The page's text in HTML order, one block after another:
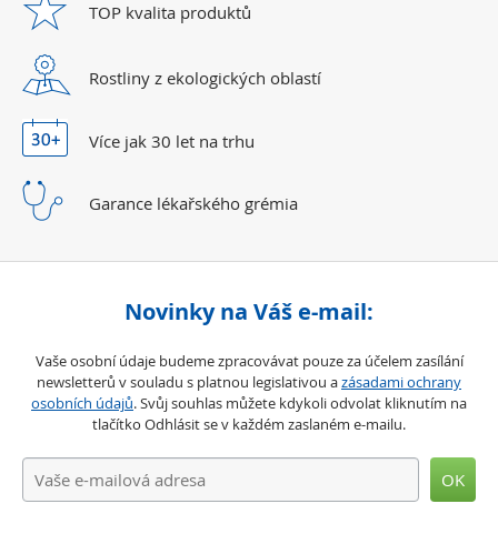
TOP kvalita produktů
Rostliny z ekologických oblastí
Více jak 30 let na trhu
Garance lékařského grémia
Novinky na Váš e-mail:
Vaše osobní údaje budeme zpracovávat pouze za účelem zasílání
newsletterů v souladu s platnou legislativou azásadami ochrany
osobních údajů. Svůj souhlas můžete kdykoli odvolat kliknutím na
tlačítko Odhlásit se v každém zaslaném e-mailu.
OK